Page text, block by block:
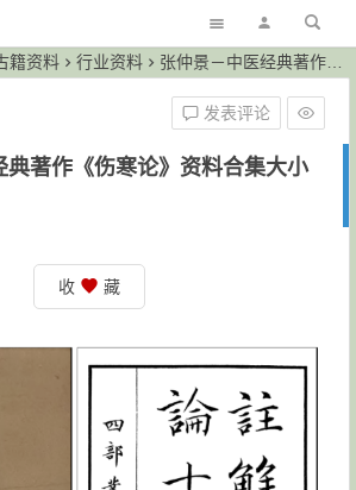
籍资料 行业资料 张仲景－中医经典著作《伤寒论》资料合集大小3.6G
典著作《伤寒论》资料合集大小
发表评论
收 藏